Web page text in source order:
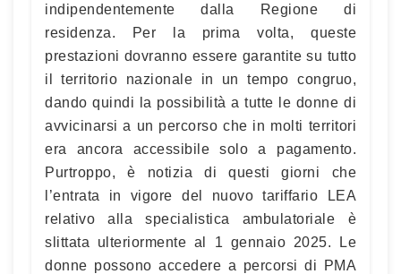
indipendentemente dalla Regione di
residenza. Per la prima volta, queste
prestazioni dovranno essere garantite su tutto
il territorio nazionale in un tempo congruo,
dando quindi la possibilità a tutte le donne di
avvicinarsi a un percorso che in molti territori
era ancora accessibile solo a pagamento.
Purtroppo, è notizia di questi giorni che
l’entrata in vigore del nuovo tariffario LEA
relativo alla specialistica ambulatoriale è
slittata ulteriormente al 1 gennaio 2025. Le
donne possono accedere a percorsi di PMA